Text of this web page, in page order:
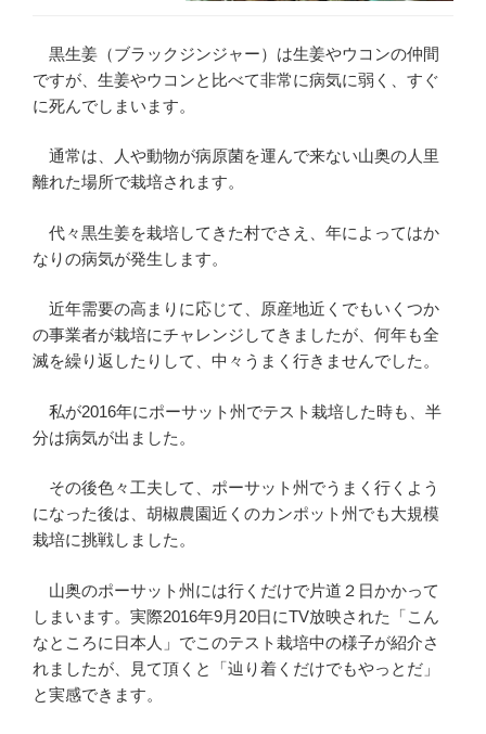
黒生姜（ブラックジンジャー）は生姜やウコンの仲間
ですが、生姜やウコンと比べて非常に病気に弱く、すぐ
に死んでしまいます。
通常は、人や動物が病原菌を運んで来ない山奥の人里
離れた場所で栽培されます。
代々黒生姜を栽培してきた村でさえ、年によってはか
なりの病気が発生します。
近年需要の高まりに応じて、原産地近くでもいくつか
の事業者が栽培にチャレンジしてきましたが、何年も全
滅を繰り返したりして、中々うまく行きませんでした。
私が2016年にポーサット州でテスト栽培した時も、半
分は病気が出ました。
その後色々工夫して、ポーサット州でうまく行くよう
になった後は、胡椒農園近くのカンポット州でも大規模
栽培に挑戦しました。
山奥のポーサット州には行くだけで片道２日かかって
しまいます。実際2016年9月20日にTV放映された「こん
なところに日本人」でこのテスト栽培中の様子が紹介さ
れましたが、見て頂くと「辿り着くだけでもやっとだ」
と実感できます。